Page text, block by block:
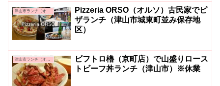
津山市ランチ（オシャレ系・カフェ系）
Pizzeria ORSO（オルソ）古民家でピ
ザランチ（津山市城東町並み保存地
区）
津山市ランチ（オシャレ系・カフェ系）
ビフトロ櫓（京町店）で山盛りロース
トビーフ丼ランチ（津山市）※休業